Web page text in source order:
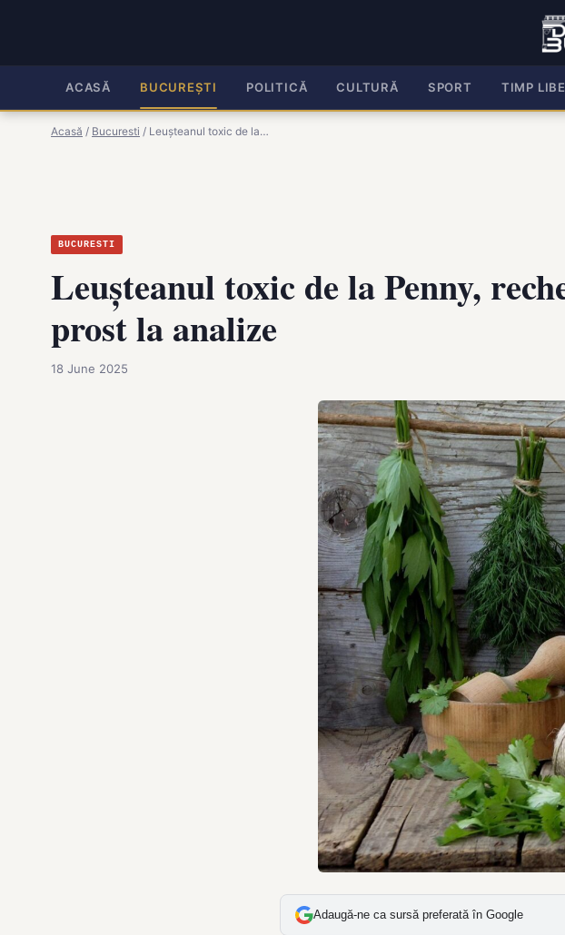
ACASĂ BUCUREȘTI POLITICĂ CULTURĂ SPORT TIMP
Acasă / Bucuresti / Leușteanul toxic de la…
BUCURESTI
Leușteanul toxic de la Penny,
prost la analize
18 June 2025
Adaugă-ne ca sursă preferată în Google